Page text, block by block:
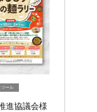
ツール
進協議会様